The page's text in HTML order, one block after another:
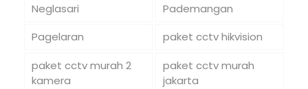
Neglasari
Pademangan
Pagelaran
paket cctv hikvision
paket cctv murah 2
kamera
paket cctv murah
jakarta